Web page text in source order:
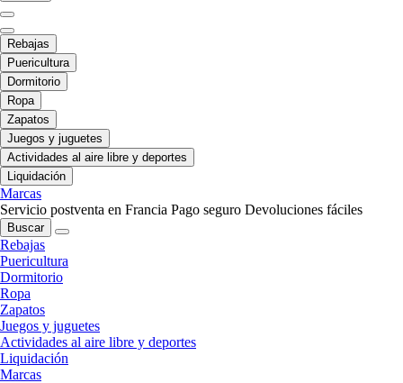
Rebajas
Puericultura
Dormitorio
Ropa
Zapatos
Juegos y juguetes
Actividades al aire libre y deportes
Liquidación
Marcas
Servicio postventa en Francia Pago seguro Devoluciones fáciles
Buscar
Rebajas
Puericultura
Dormitorio
Ropa
Zapatos
Juegos y juguetes
Actividades al aire libre y deportes
Liquidación
Marcas